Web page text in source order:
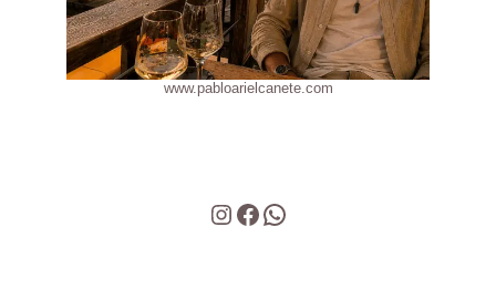
www.pabloarielcanete.com
Instagram
Facebook
WhatsApp